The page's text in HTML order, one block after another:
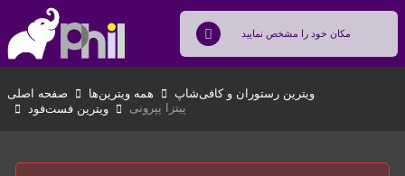
صفحه اصلی همه ویترین‌ها
ویترین رستوران و کافی‌شاپ
ویترین فست‌فود
پیتزا پپرونی